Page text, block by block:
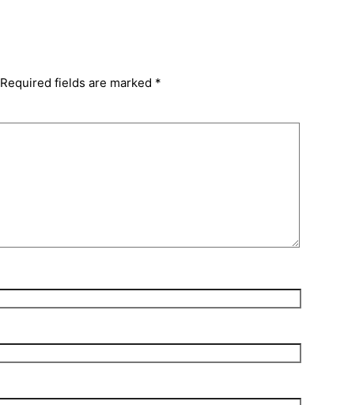
Required fields are marked *